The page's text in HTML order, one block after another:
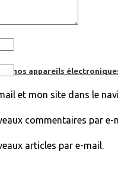
nos appareils
et mon site dans le
commentaires par e-
articles par e-mail.